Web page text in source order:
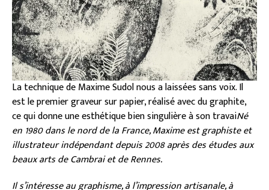
La technique de Maxime Sudol nous a laissées sans voix. Il
est le premier graveur sur papier, réalisé avec du graphite,
ce qui donne une esthétique bien singulière à son travaiNé
en 1980 dans le nord de la France, Maxime est graphiste et
illustrateur indépendant depuis 2008 après des études aux
beaux arts de Cambrai et de Rennes.
Il s’intéresse au graphisme, à l’impression artisanale, à